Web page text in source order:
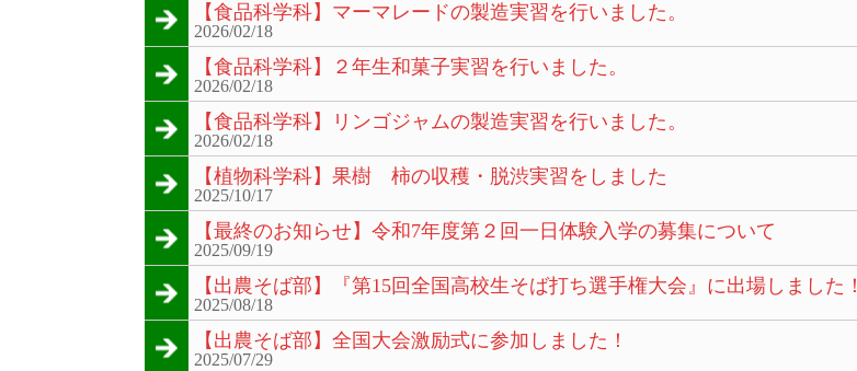
【食品科学科】マーマレードの製造実習を行いました。
2026/02/18
【食品科学科】２年生和菓子実習を行いました。
2026/02/18
【食品科学科】リンゴジャムの製造実習を行いました。
2026/02/18
【植物科学科】果樹 柿の収穫・脱渋実習をしました
2025/10/17
【最終のお知らせ】令和7年度第２回一日体験入学の募集について
2025/09/19
【出農そば部】『第15回全国高校生そば打ち選手権大会』に出場しました！
2025/08/18
【出農そば部】全国大会激励式に参加しました！
2025/07/29